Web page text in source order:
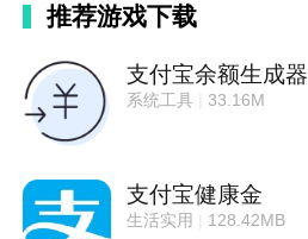
推荐游戏下载
支付宝余额生成器
系统工具| 33.16M
支付宝健康金
生活实用 128.42MB